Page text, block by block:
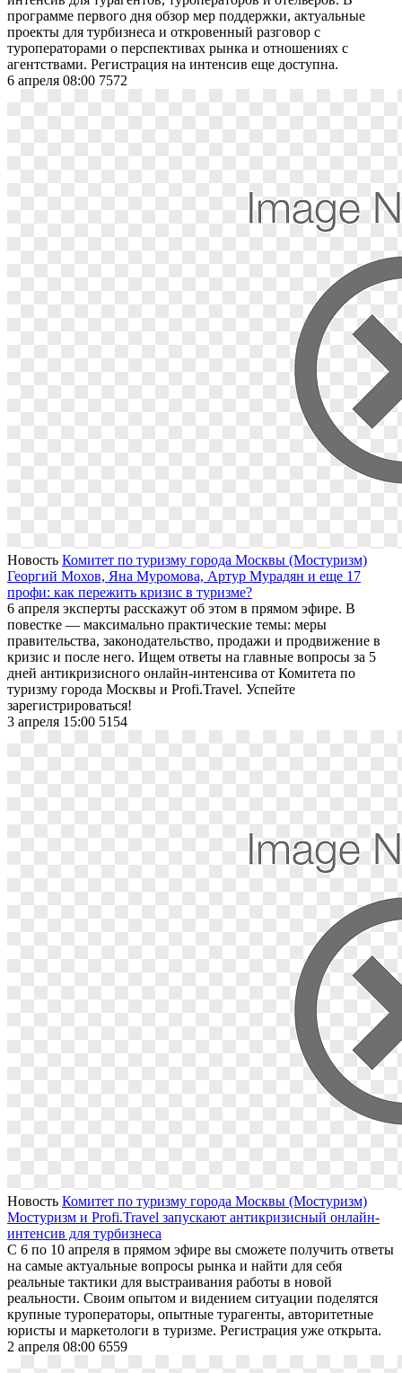
программе первого дня обзор мер поддержки, актуальные
проекты для турбизнеса и откровенный разговор с
туроператорами о перспективах рынка и отношениях с
агентствами. Регистрация на интенсив еще доступна.
6 апреля 08:00 7572
Новость Комитет по туризму города Москвы (Мостуризм)
Георгий Мохов, Яна Муромова, Артур Мурадян и еще 17
профи: как пережить кризис в туризме?
6 апреля эксперты расскажут об этом в прямом эфире. В
повестке — максимально практические темы: меры
правительства, законодательство, продажи и продвижение в
кризис и после него. Ищем ответы на главные вопросы за 5
дней антикризисного онлайн-интенсива от Комитета по
туризму города Москвы и Profi.Travel. Успейте
зарегистрироваться!
3 апреля 15:00 5154
Новость Комитет по туризму города Москвы (Мостуризм)
Мостуризм и Profi.Travel запускают антикризисный онлайн-
интенсив для турбизнеса
С 6 по 10 апреля в прямом эфире вы сможете получить ответы
на самые актуальные вопросы рынка и найти для себя
реальные тактики для выстраивания работы в новой
реальности. Своим опытом и видением ситуации поделятся
крупные туроператоры, опытные турагенты, авторитетные
юристы и маркетологи в туризме. Регистрация уже открыта.
2 апреля 08:00 6559